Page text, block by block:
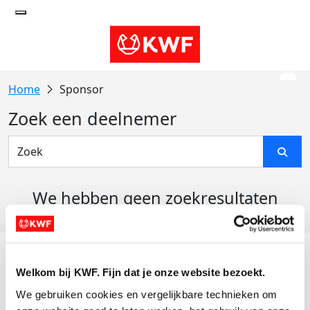
Welkom bij KWF. Fijn dat je onze website bezoekt.
We gebruiken cookies en vergelijkbare technieken om
Sponsor
Zoek een deelnemer
We hebben geen zoekresultaten
Actiematerialen
Evenementen